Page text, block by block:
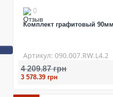
0
Комплект графитовый
Артикул: 090.007.RW.L4.2
4 209.87 грн
3 578.39 грн